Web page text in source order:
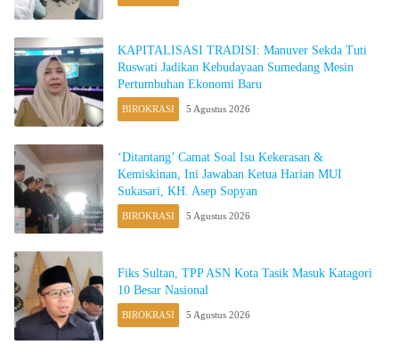
KAPITALISASI TRADISI: Manuver Sekda Tuti
Ruswati Jadikan Kebudayaan Sumedang Mesin
Pertumbuhan Ekonomi Baru
BIROKRASI 5 Agustus 2026
‘Ditantang’ Camat Soal Isu Kekerasan &
Kemiskinan, Ini Jawaban Ketua Harian MUI
Sukasari, KH. Asep Sopyan
BIROKRASI 5 Agustus 2026
Fiks Sultan, TPP ASN Kota Tasik Masuk Katagori
10 Besar Nasional
BIROKRASI 5 Agustus 2026